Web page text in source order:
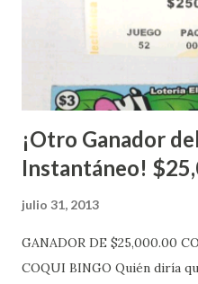
aquellos con jugadas
Loto, Revancha, Pega 2,
Mientras, que l...
¡Otro Ganador
Instantáneo!
julio 31, 2013
GANADOR DE $25,000.00
COQUI BINGO Quién diría